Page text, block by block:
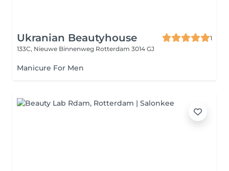
Ukranian Beautyhouse
1
133C, Nieuwe Binnenweg Rotterdam 3014 GJ
Manicure For Men